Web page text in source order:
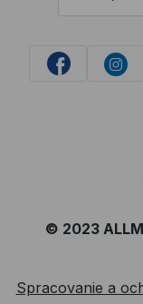
© 2023
Spracovanie a